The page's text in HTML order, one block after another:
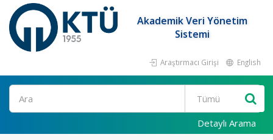
Akademik Veri Yönetim
Sistemi
Araştırmacı Girişi English
Ara
Detaylı Arama